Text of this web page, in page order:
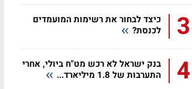
3
כיצד לבחור את רשימות המועמדים
לכנסת?
4
בנק ישראל לא רכש מט"ח ביולי, אחרי
התערבות של 1.8 מיליארד...